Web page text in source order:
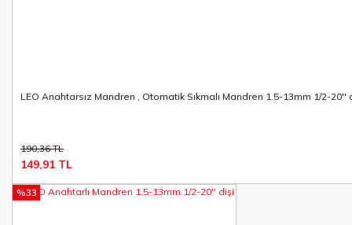
LEO Anahtarsız Mandren , Otomatik Sıkmalı Mandren 1.5-13mm 1/2-20''
190,36 TL
149,91 TL
%33